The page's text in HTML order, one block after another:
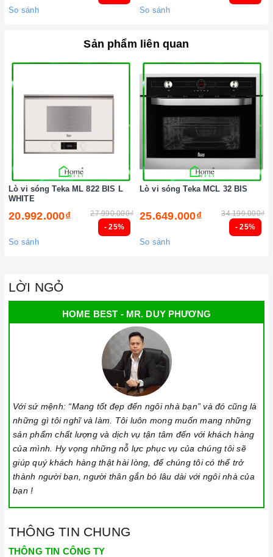
So sánh So sánh
Sản phẩm liên quan
- 25%
Lò vi sóng Teka ML 822 BIS L
WHITE
20.992.000₫ 27.990.000₫
So sánh
- 25%
Lò vi sóng Teka MCL 32 BIS
25.649.000₫ 34.199.000₫
So sánh
LỜI NGỎ
HOME BEST - MR. DUY PHƯƠNG
Với sứ mệnh: “Mang tốt đẹp đến ngôi nhà bạn” và đó cũng là
những gì tôi nghĩ và làm. Tôi luôn mong muốn mang những
sản phẩm chất lượng và dịch vụ tận tâm đến với khách hàng
của mình. Hy vọng những nỗ lực phục vụ của chúng tôi sẽ
giúp quý khách hàng thật hài lòng, để chúng tôi có thể trở
thành người bạn, người thân gắn bó lâu dài với ngôi nhà của
bạn !
THÔNG TIN CHUNG
THÔNG TIN CÔNG TY